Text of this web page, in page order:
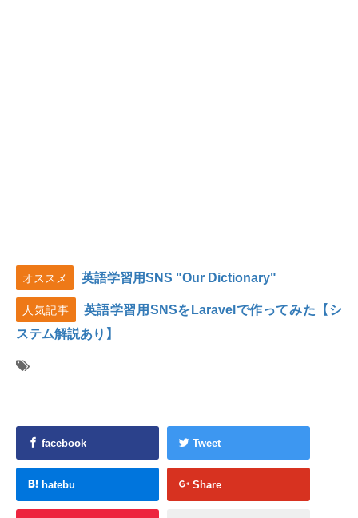
オススメ 英語学習用SNS "Our Dictionary"
人気記事
英語学習用SNSをLaravelで作ってみた【シ
ステム解説あり】
facebook Tweet
hatebu Share